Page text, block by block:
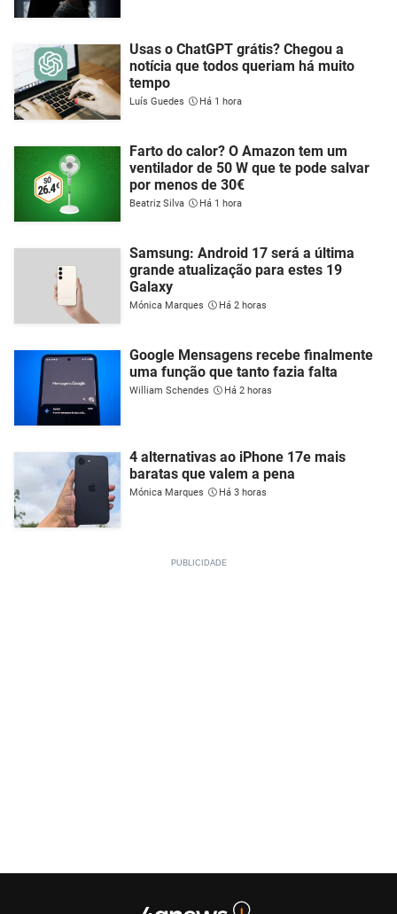
Usas o ChatGPT grátis? Chegou a
notícia que todos queriam há muito
tempo
Luís Guedes Há 1 hora
Farto do calor? O Amazon tem um
ventilador de 50 W que te pode salvar
por menos de 30€
Beatriz Silva Há 1 hora
Samsung: Android 17 será a última
grande atualização para estes 19
Galaxy
Mónica Marques Há 2 horas
Google Mensagens recebe finalmente
uma função que tanto fazia falta
William Schendes Há 2 horas
4 alternativas ao iPhone 17e mais
baratas que valem a pena
Mónica Marques Há 3 horas